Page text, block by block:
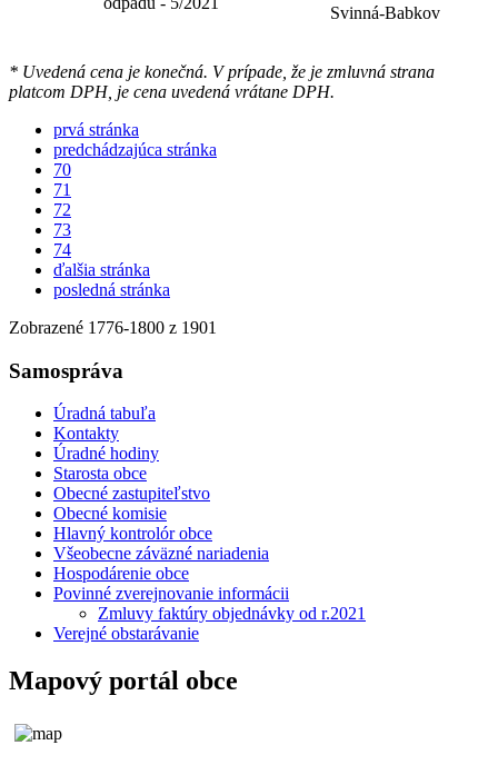
Svinná-Babkov
* Uvedená cena je konečná. V prípade, že je zmluvná strana
platcom DPH, je cena uvedená vrátane DPH.
prvá stránka
predchádzajúca stránka
70
71
72
73
74
ďalšia stránka
posledná stránka
Zobrazené 1776-1800 z 1901
Samospráva
Úradná tabuľa
Kontakty
Úradné hodiny
Starosta obce
Obecné zastupiteľstvo
Obecné komisie
Hlavný kontrolór obce
Všeobecne záväzné nariadenia
Hospodárenie obce
Povinné zverejnovanie informácii
Zmluvy faktúry objednávky od r.2021
Verejné obstarávanie
Mapový portál obce